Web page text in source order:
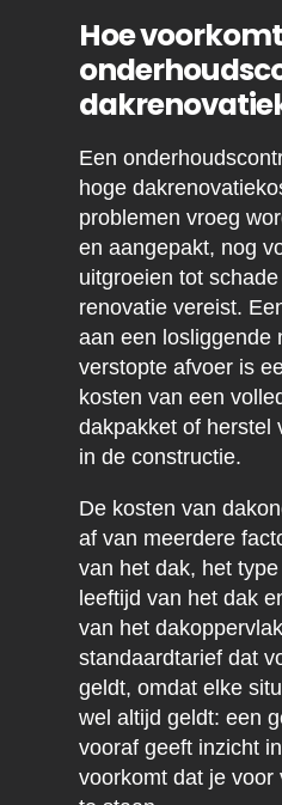
Hoe
Een
hoge
problemen vroeg
en aangepakt, nog
uitgroeien tot
renovatie vereist.
aan een losliggende
verstopte afvoer is
kosten van een
dakpakket of herstel
in de constructie.
De kosten van
af van meerdere
van het dak, het
leeftijd van het dak
van het
standaardtarief dat
geldt, omdat elke
wel altijd geldt: een
vooraf geeft inzicht
voorkomt dat je voor